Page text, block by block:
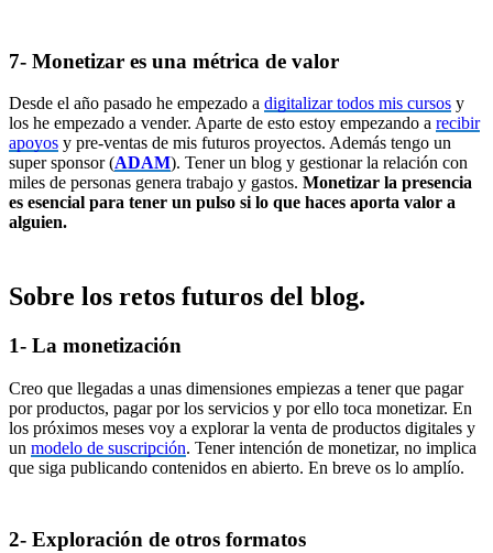
7- Monetizar es una métrica de valor
Desde el año pasado he empezado a digitalizar todos mis cursos y
los he empezado a vender. Aparte de esto estoy empezando a recibir
apoyos y pre-ventas de mis futuros proyectos. Además tengo un
super sponsor (ADAM). Tener un blog y gestionar la relación con
miles de personas genera trabajo y gastos. Monetizar la presencia
es esencial para tener un pulso si lo que haces aporta valor a
alguien.
Sobre los retos futuros del blog.
1- La monetización
Creo que llegadas a unas dimensiones empiezas a tener que pagar
por productos, pagar por los servicios y por ello toca monetizar. En
los próximos meses voy a explorar la venta de productos digitales y
un modelo de suscripción. Tener intención de monetizar, no implica
que siga publicando contenidos en abierto. En breve os lo amplío.
2- Exploración de otros formatos